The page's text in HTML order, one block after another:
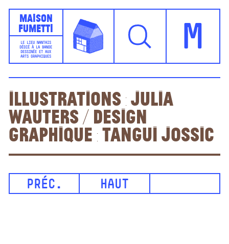
Maison
Fumetti
LE LIEU NANTAIS
DÉDIÉ À LA BANDE
DESSINÉE ET AUX
ARTS GRAPHIQUES
M
Illustrations : Julia
Wauters / design
graphique : Tangui Jossic
PRÉC. HAUT